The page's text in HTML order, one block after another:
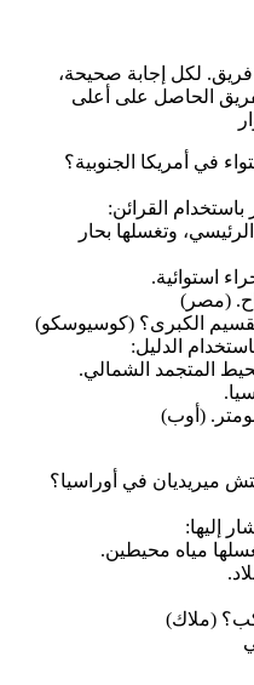
كل فريق. لكل إجابة صحيحة،
الحاصل على أعلى
في أمريكا الجنوبية؟
وتغسلها بحار
استوائية.
(مصر)
المتجمد الشمالي.
ميريديان في أوراسيا؟
مياه محيطين.